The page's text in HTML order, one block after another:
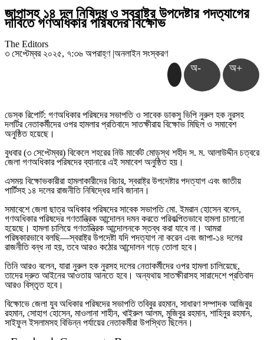
জাপাসহ ১৪ দল নিষিদ্ধ ও স্বরাষ্ট্র উপদেষ্টার পদত্যাগের
দাবিতে গণঅধিকার পরিষদের বিক্ষোভ
The Editors
৩ সেপ্টেম্বর ২০২৫, ৭:৩৬ অপরাহ্ণ |অনলাইন সংস্করণ
অ- অ+
ডেস্ক রিপোর্ট: গণঅধিকার পরিষদের সভাপতি ও সাবেক ডাকসু ভিপি নুরুল হক নুরসহ
দলটির নেতাকর্মীদের ওপর হামলার প্রতিবাদে সাতক্ষীরায় বিক্ষোভ মিছিল ও সমাবেশ
অনুষ্ঠিত হয়েছে।
বুধবার (৩ সেপ্টেম্বর) বিকেলে শহরের নিউ মার্কেট মোড়স্থ শহীদ স. ম. আলাউদ্দীন চত্বরে
জেলা গণঅধিকার পরিষদের ব্যানারে এই সমাবেশ অনুষ্ঠিত হয়।
এসময় বিক্ষোভকারীরা হামলাকারীদের বিচার, স্বরাষ্ট্র উপদেষ্টার পদত্যাগ এবং জাতীয়
পার্টিসহ ১৪ দলের রাজনীতি নিষিদ্ধের দাবি জানান।
সমাবেশে জেলা ছাত্র অধিকার পরিষদের সাবেক সভাপতি মো. ইমরান হোসেন বলেন,
গণঅধিকার পরিষদের গণতান্ত্রিক আন্দোলন দমন করতে পরিকল্পিতভাবে হামলা চালানো
হয়েছে। হামলা চালিয়ে গণতান্ত্রিক আন্দোলনকে স্তব্ধ করা যাবে না। আমরা
পরিষ্কারভাবে বলছি—স্বরাষ্ট্র উপদেষ্টা যদি পদত্যাগ না করেন এবং জাপা-১৪ দলের
রাজনীতি বন্ধ না হয়, তবে আরও কঠোর আন্দোলন গড়ে তোলা হবে।
তিনি আরও বলেন, যারা নুরুল হক নুরসহ দলের নেতাকর্মীদের ওপর হামলা চালিয়েছে,
তাদের দ্রুত আইনের আওতায় আনতে হবে। অন্যথায় সাতক্ষীরাসহ সারাদেশে প্রতিবাদ
আরও বিস্তৃত হবে।
বিক্ষোভে জেলা যুব অধিকার পরিষদের সভাপতি তবিবুর রহমান, সাধারণ সম্পাদক আজিবুর
রহমান, সোহাগ হোসেন, মাওলানা শাহীন, খাইরুল আলম, মুজিবুর রহমান, শাহিনুর রহমান,
সাইফুল ইসলামসহ বিভিন্ন পর্যায়ের নেতাকর্মীরা উপস্থিত ছিলেন।